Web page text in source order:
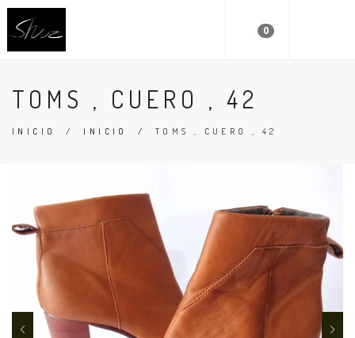
0
TOMS , CUERO , 42
INICIO / INICIO / TOMS , CUERO , 42